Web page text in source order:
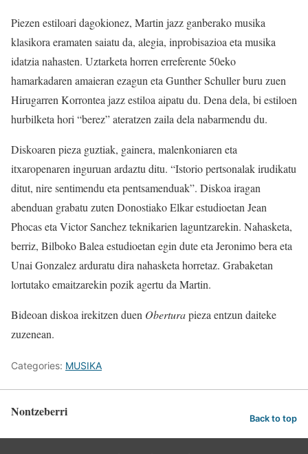
Piezen estiloari dagokionez, Martin jazz ganberako musika
klasikora eramaten saiatu da, alegia, inprobisazioa eta musika
idatzia nahasten. Uztarketa horren erreferente 50eko
hamarkadaren amaieran ezagun eta Gunther Schuller buru zuen
Hirugarren Korrontea jazz estiloa aipatu du. Dena dela, bi estiloen
hurbilketa hori “berez” ateratzen zaila dela nabarmendu du.
Diskoaren pieza guztiak, gainera, malenkoniaren eta
itxaropenaren inguruan ardaztu ditu. “Istorio pertsonalak irudikatu
ditut, nire sentimendu eta pentsamenduak”. Diskoa iragan
abenduan grabatu zuten Donostiako Elkar estudioetan Jean
Phocas eta Victor Sanchez teknikarien laguntzarekin. Nahasketa,
berriz, Bilboko Balea estudioetan egin dute eta Jeronimo bera eta
Unai Gonzalez arduratu dira nahasketa horretaz. Grabaketan
lortutako emaitzarekin pozik agertu da Martin.
Bideoan diskoa irekitzen duen Oberturapieza entzun daiteke
zuzenean.
Categories: MUSIKA
Nontzeberri Back to top